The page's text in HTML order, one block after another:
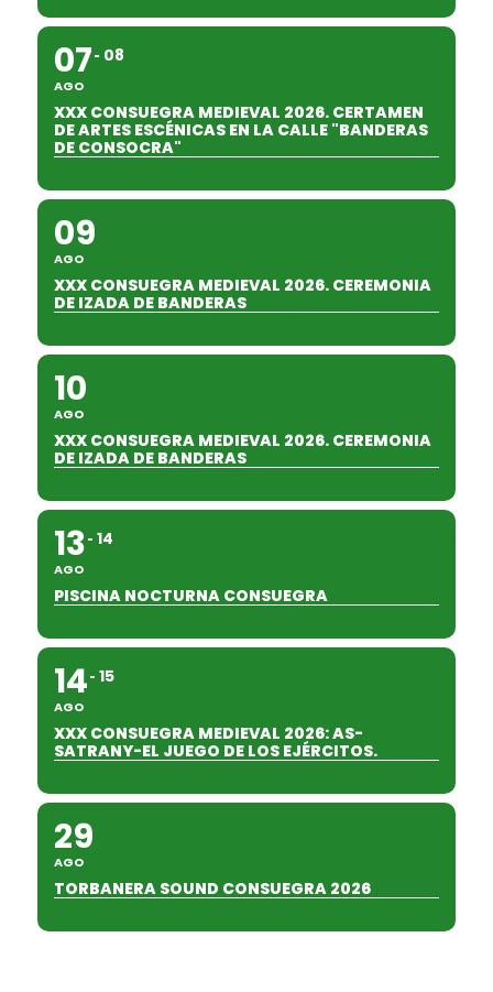
07
AGO
08
XXX CONSUEGRA MEDIEVAL 2026. CERTAMEN
DE ARTES ESCÉNICAS EN LA CALLE "BANDERAS
DE CONSOCRA"
09
AGO
XXX CONSUEGRA MEDIEVAL 2026. CEREMONIA
DE IZADA DE BANDERAS
10
AGO
XXX CONSUEGRA MEDIEVAL 2026. CEREMONIA
DE IZADA DE BANDERAS
13
AGO
14
PISCINA NOCTURNA CONSUEGRA
14
AGO
15
XXX CONSUEGRA MEDIEVAL 2026: AS-
SATRANY-EL JUEGO DE LOS EJÉRCITOS.
29
AGO
TORBANERA SOUND CONSUEGRA 2026